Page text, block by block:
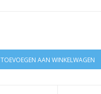
TOEVOEGEN AAN WINKELWAGEN